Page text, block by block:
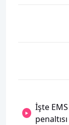
İşte
penaltısı